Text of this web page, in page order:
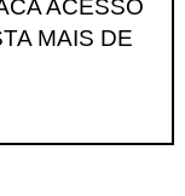
ACESSO
MAIS DE